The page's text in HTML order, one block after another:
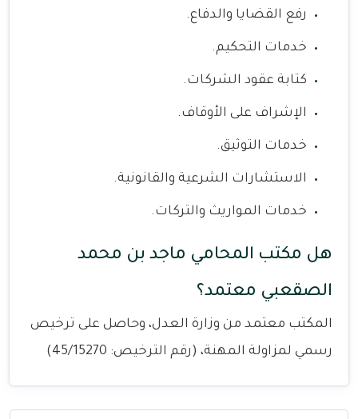
رفع القضايا والدفاع.
خدمات التحكيم.
كتابة عقود الشركات.
الإشراف على الأوقاف.
خدمات التوثيق.
الاستشارات الشرعية والقانونية.
خدمات المواريث والتركات.
هل مكتب المحامي ماجد بن محمد
الصقعبي معتمد؟
المكتب معتمد من وزارة العدل، وحاصل على ترخيص
رسمي لمزاولة المهنة، (رقم الترخيص: 45/15270)